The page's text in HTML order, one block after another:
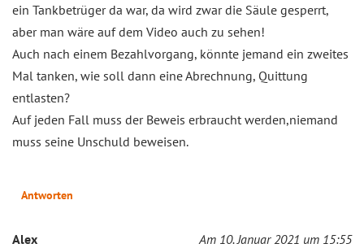
ein Tankbetrüger da war, da wird zwar die Säule gesperrt,
aber man wäre auf dem Video auch zu sehen!
Auch nach einem Bezahlvorgang, könnte jemand ein zweites
Mal tanken, wie soll dann eine Abrechnung, Quittung
entlasten?
Auf jeden Fall muss der Beweis erbraucht werden,niemand
muss seine Unschuld beweisen.
Antworten
Alex Am 10. Januar 2021 um 15:55